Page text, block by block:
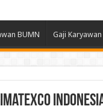
BUMN Gaji